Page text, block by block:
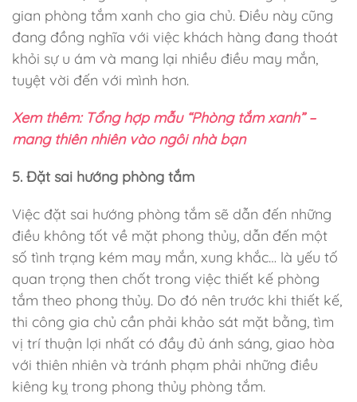
gian phòng tắm xanh cho gia chủ. Điều này cũng
đang đồng nghĩa với việc khách hàng đang thoát
khỏi sự u ám và mang lại nhiều điều may mắn,
tuyệt vời đến với mình hơn.
Xem thêm: Tổng hợp mẫu “Phòng tắm xanh” –
mang thiên nhiên vào ngôi nhà bạn
5. Đặt sai hướng phòng tắm
Việc đặt sai hướng phòng tắm sẽ dẫn đến những
điều không tốt về mặt phong thủy, dẫn đến một
số tình trạng kém may mắn, xung khắc… là yếu tố
quan trọng then chốt trong việc thiết kế phòng
tắm theo phong thủy. Do đó nên trước khi thiết kế,
thi công gia chủ cần phải khảo sát mặt bằng, tìm
vị trí thuận lợi nhất có đầy đủ ánh sáng, giao hòa
với thiên nhiên và tránh phạm phải những điều
kiêng kỵ trong phong thủy phòng tắm.